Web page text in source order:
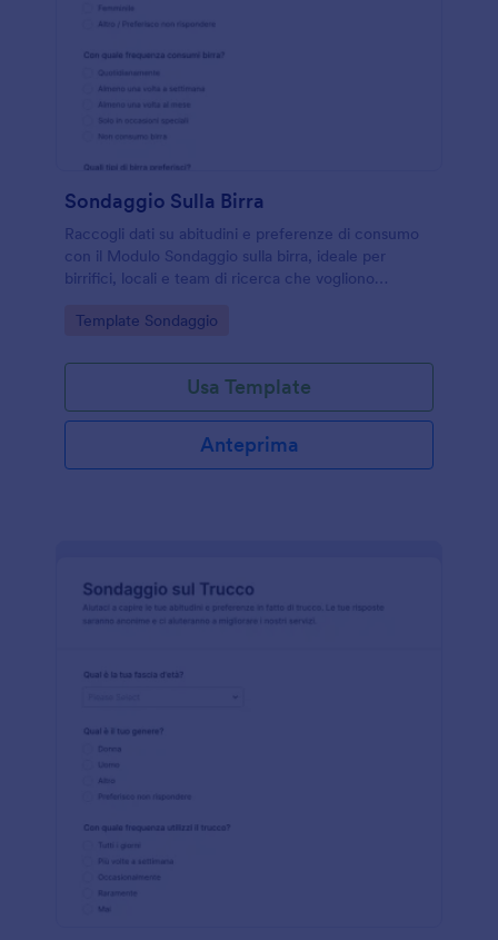
Sondaggio Sulla Birra
Raccogli dati su abitudini e preferenze di consumo
con il Modulo Sondaggio sulla birra, ideale per
birrifici, locali e team di ricerca che vogliono
Go to Category:
Template Sondaggio
Usa Template
Anteprima